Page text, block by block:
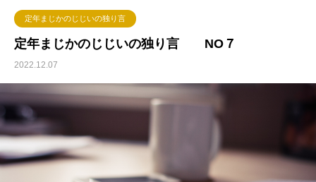
定年まじかのじじいの独り言
定年まじかのじじいの独り言 NO７
2022.12.07